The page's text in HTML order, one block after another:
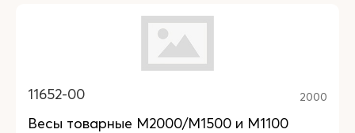
11652-00 2000
Весы товарные М2000/М1500 и М1100